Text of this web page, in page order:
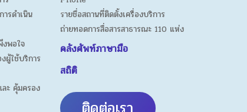
ารดำเนิน
งพอใจ
ผู้ใช้บริการ
ละ คุ้มครอง
รายชื่อสถานที่ติดตั้งเครื่องบริการ
ถ่ายทอดการสื่อสารสาธารณะ 110 แห่ง
คลังศัพท์ภาษามือ
สถิติ